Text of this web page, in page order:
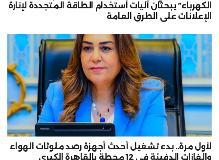
الكهرباء” يبحثان آليات استخدام الطاقة المتجددة لإنارة
الإعلانات على الطرق العامة
لأول مرة.. بدء تشغيل أحدث أجهزة رصد ملوثات الهواء
والغازات الدفيئة في 12 محطة بالقاهرة الكبرى